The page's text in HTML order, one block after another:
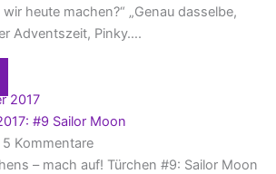
heute machen?“ „Genau dasselbe,
Adventszeit, Pinky….
#9 Sailor Moon
5 Kommentare
– mach auf! Türchen #9: Sailor Moon